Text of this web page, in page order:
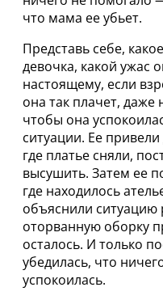
что мама ее убьет.
Представь себе,
девочка, какой ужас
настоящему, если
она так плачет, даже
чтобы она
ситуации. Ее
где платье сняли,
высушить. Затем ее
где находилось
объяснили
оторванную оборку
осталось. И только
убедилась, что
успокоилась.